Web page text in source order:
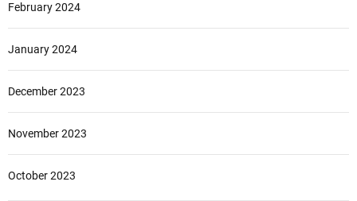
February 2024
January 2024
December 2023
November 2023
October 2023